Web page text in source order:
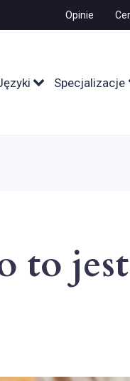
Opinie
Specjalizacje
to